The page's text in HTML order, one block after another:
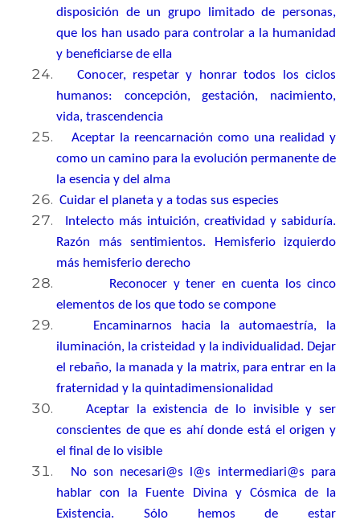
disposición de un grupo limitado de personas,
que los han usado para controlar a la humanidad
y beneficiarse de ella
Conocer, respetar y honrar todos los ciclos
humanos: concepción, gestación, nacimiento,
vida, trascendencia
Aceptar la reencarnación como una realidad y
como un camino para la evolución permanente de
la esencia y del alma
Cuidar el planeta y a todas sus especies
Intelecto más intuición, creatividad y sabiduría.
Razón más sentimientos. Hemisferio izquierdo
más hemisferio derecho
Reconocer y tener en cuenta los cinco
elementos de los que todo se compone
Encaminarnos hacia la automaestría, la
iluminación, la cristeidad y la individualidad. Dejar
el rebaño, la manada y la matrix, para entrar en la
fraternidad y la quintadimensionalidad
Aceptar la existencia de lo invisible y ser
conscientes de que es ahí donde está el origen y
el final de lo visible
No son necesari@s l@s intermediari@s para
hablar con la Fuente Divina y Cósmica de la
Existencia. Sólo hemos de estar